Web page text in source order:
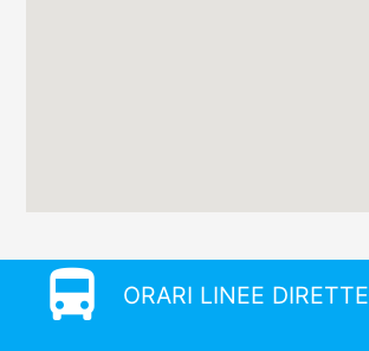
directions_bus ORARI LINEE DIRETTE